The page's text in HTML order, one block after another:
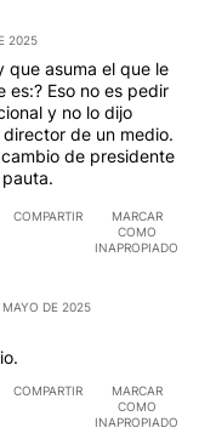
2025
que asuma el que le
es:? Eso no es pedir
y no lo dijo
de un medio.
de presidente
COMPARTIR
MARCAR
COMO
INAPROPIADO
MAYO DE 2025
COMPARTIR
MARCAR
COMO
INAPROPIADO